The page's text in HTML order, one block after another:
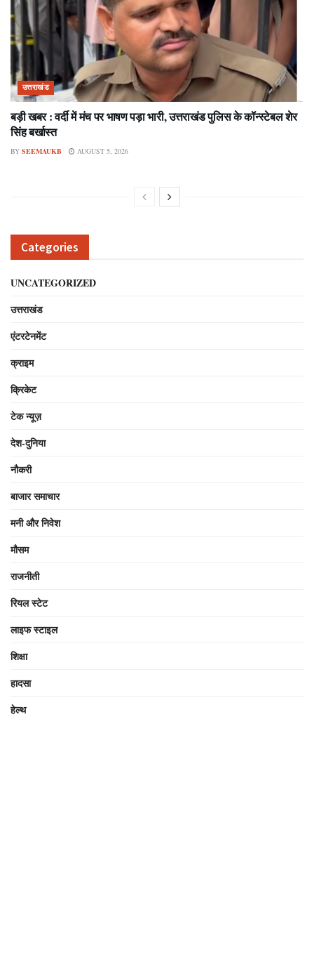
उत्तराखंड
बड़ी खबर : वर्दी में मंच पर भाषण पड़ा भारी, उत्तराखंड पुलिस के कॉन्स्टेबल शेर
सिंह बर्खास्त
BY SEEMAUKB AUGUST 5, 2026
Categories
UNCATEGORIZED
उत्तराखंड
एंटरटेनमेंट
क्राइम
क्रिकेट
टेक न्यूज़
देश-दुनिया
नौकरी
बाजार समाचार
मनी और निवेश
मौसम
राजनीती
रियल स्टेट
लाइफ स्टाइल
शिक्षा
हादसा
हेल्थ